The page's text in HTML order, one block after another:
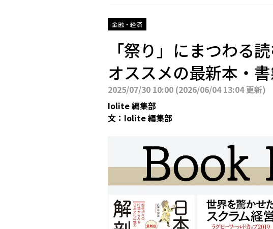
金融・経済
「祭り」にまつわる
オススメの最新本・
2025/07/30 10:00(2026/06/04 13:04 更新)
Iolite 編集部
文： Iolite 編集部